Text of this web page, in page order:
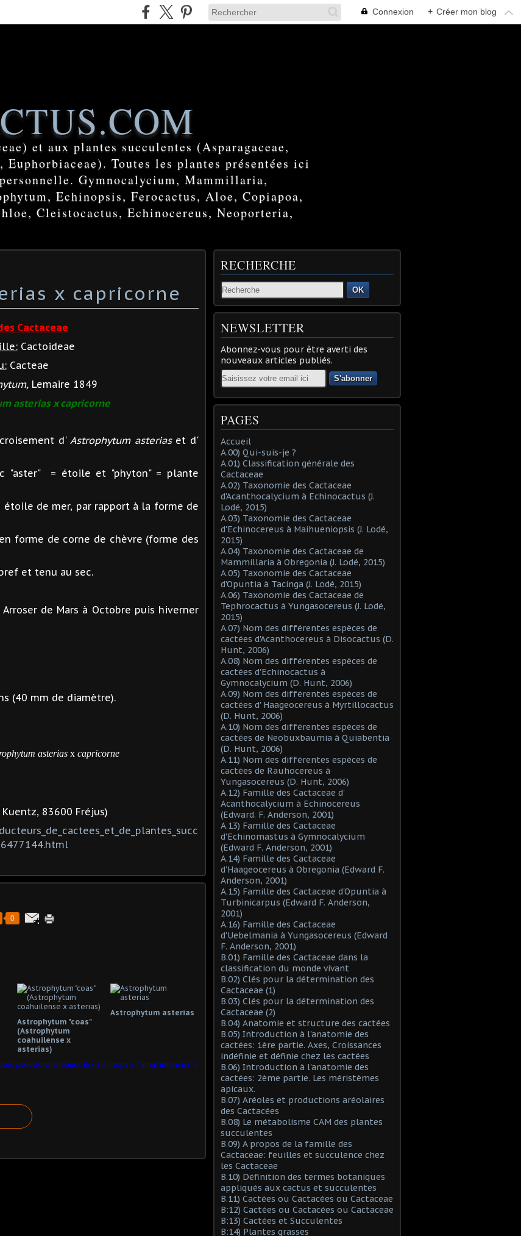
Connexion + Créer mon blog
et aux plantes succulentes (Asparagaceae,
Euphorbiaceae). Toutes les plantes présentées ici
Gymnocalycium, Mammillaria,
Echinopsis, Ferocactus, Aloe, Copiapoa,
Cleistocactus, Echinocereus, Neoporteria,
x capricorne
Cactaceae
Cactoideae
Cacteae
Lemaire 1849
asterias x capricorne
d'Astrophytum asteriaset d'
"aster" = étoile et "phyton" = plante
étoile de mer, par rapport à la forme de
forme de corne de chèvre (forme des
et tenu au sec.
de Mars à Octobre puis hiverner
(40 mm de diamètre).
asterias x capricorne
Kuentz, 83600 Fréjus)
0
Astrophytum "coas"
(Astrophytum
coahuilense x
asterias)
Astrophytum asterias
pseudoreicheanus (Ex Echinopsis famatimensis)
RECHERCHE
OK
NEWSLETTER
Abonnez-vous pour être averti des
nouveaux articles publiés.
Email
PAGES
Accueil
A.00) Qui-suis-je ?
A.01) Classification générale des
Cactaceae
A.02) Taxonomie des Cactaceae
d'Acanthocalycium à Echinocactus (J.
Lodé, 2015)
A.03) Taxonomie des Cactaceae
d'Echinocereus à Maihueniopsis (J. Lodé,
2015)
A.04) Taxonomie des Cactaceae de
Mammillaria à Obregonia (J. Lodé, 2015)
A.05) Taxonomie des Cactaceae
d'Opuntia à Tacinga (J. Lodé, 2015)
A.06) Taxonomie des Cactaceae de
Tephrocactus à Yungasocereus (J. Lodé,
2015)
A.07) Nom des différentes espèces de
cactées d'Acanthocereus à Disocactus (D.
Hunt, 2006)
A.08) Nom des différentes espèces de
cactées d'Echinocactus à
Gymnocalycium (D. Hunt, 2006)
A.09) Nom des différentes espèces de
cactées d' Haageocereus à Myrtillocactus
(D. Hunt, 2006)
A.10) Nom des différentes espèces de
cactées de Neobuxbaumia à Quiabentia
(D. Hunt, 2006)
A.11) Nom des différentes espèces de
cactées de Rauhocereus à
Yungasocereus (D. Hunt, 2006)
A.12) Famille des Cactaceae d'
Acanthocalycium à Echinocereus
(Edward. F. Anderson, 2001)
A.13) Famille des Cactaceae
d'Echinomastus à Gymnocalycium
(Edward F. Anderson, 2001)
A.14) Famille des Cactaceae
d'Haageocereus à Obregonia (Edward F.
Anderson, 2001)
A.15) Famille des Cactaceae d'Opuntia à
Turbinicarpus (Edward F. Anderson,
2001)
A.16) Famille des Cactaceae
d'Uebelmania à Yungasocereus (Edward
F. Anderson, 2001)
B.01) Famille des Cactaceae dans la
classification du monde vivant
B.02) Clés pour la détermination des
Cactaceae (1)
B.03) Clés pour la détermination des
Cactaceae (2)
B.04) Anatomie et structure des cactées
B.05) Introduction à l'anatomie des
cactées: 1ère partie. Axes, Croissances
indéfinie et définie chez les cactées
B.06) Introduction à l'anatomie des
cactées: 2ème partie. Les méristèmes
apicaux.
B.07) Aréoles et productions aréolaires
des Cactacées
B.08) Le métabolisme CAM des plantes
succulentes
B.09) A propos de la famille des
Cactaceae: feuilles et succulence chez
les Cactaceae
B.10) Définition des termes botaniques
appliqués aux cactus et succulentes
B.11) Cactées ou Cactacées ou Cactaceae
B:12) Cactées ou Cactacées ou Cactaceae
B:13) Cactées et Succulentes
B:14) Plantes grasses